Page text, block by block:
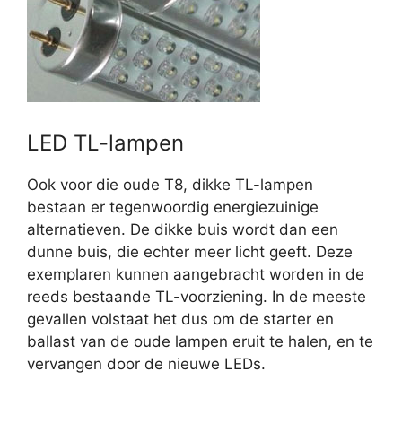
LED TL-lampen
Ook voor die oude T8, dikke TL-lampen
bestaan er tegenwoordig energiezuinige
alternatieven. De dikke buis wordt dan een
dunne buis, die echter meer licht geeft. Deze
exemplaren kunnen aangebracht worden in de
reeds bestaande TL-voorziening. In de meeste
gevallen volstaat het dus om de starter en
ballast van de oude lampen eruit te halen, en te
vervangen door de nieuwe LEDs.